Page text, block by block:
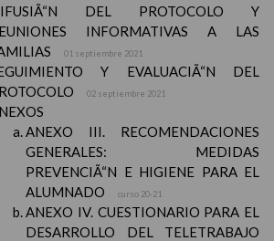
DEL PROTOCOLO Y
INFORMATIVAS A LAS
01 septiembre 2021
Y EVALUACIÃ“N DEL
02 septiembre 2021
ANEXO III. RECOMENDACIONES
GENERALES: MEDIDAS
PREVENCIÃ“N E HIGIENE PARA EL
ALUMNADO
curso 20-21
ANEXO IV. CUESTIONARIO PARA EL
DESARROLLO DEL TELETRABAJO